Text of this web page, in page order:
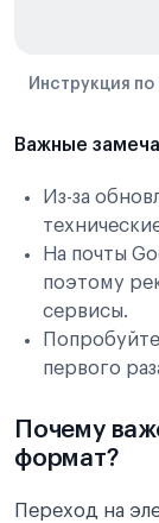
Инструкция
Важные
Из-за
На почты
поэтому
сервисы.
первого
Почему
формат?
Переход на